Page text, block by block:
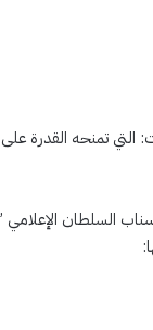
التي تمنحه القدرة
السلطان الإعلامي